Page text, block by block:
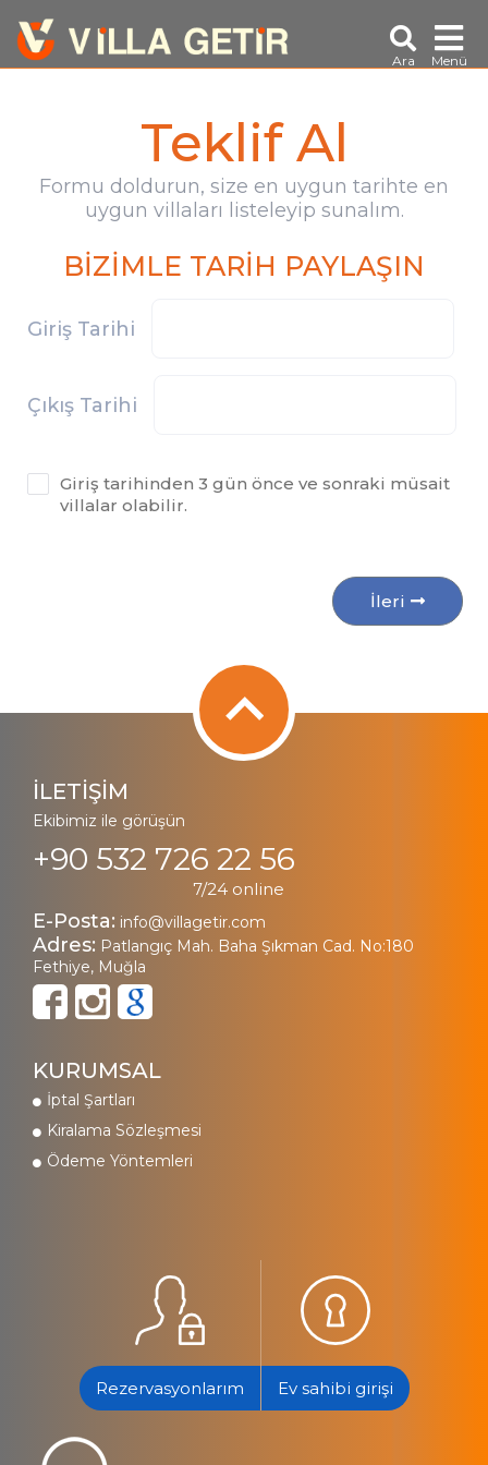
Ara Menü
Teklif Al
Formu doldurun, size en uygun tarihte en
uygun villaları listeleyip sunalım.
BİZİMLE TARİH PAYLAŞIN
Giriş Tarihi
Çıkış Tarihi
Giriş tarihinden 3 gün önce ve sonraki müsait
villalar olabilir.
İleri
İLETİŞİM
Ekibimiz ile görüşün
+90 532 726 22 56
7/24 online
E-Posta: info@villagetir.com
Adres: Patlangıç Mah. Baha Şıkman Cad. No:180
Fethiye, Muğla
KURUMSAL
İptal Şartları
Kiralama Sözleşmesi
Ödeme Yöntemleri
Ev sahibi girişi
Rezervasyonlarım